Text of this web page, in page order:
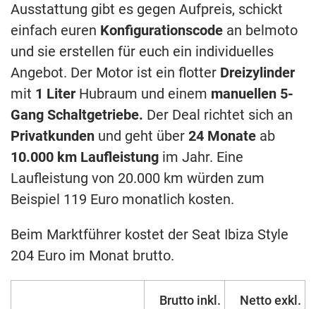
Ausstattung gibt es gegen Aufpreis, schickt
einfach euren Konfigurationscode an belmoto
und sie erstellen für euch ein individuelles
Angebot. Der Motor ist ein flotter Dreizylinder
mit 1 Liter Hubraum und einem manuellen 5-
Gang Schaltgetriebe. Der Deal richtet sich an
Privatkunden und geht über 24 Monate ab
10.000 km Laufleistung im Jahr. Eine
Laufleistung von 20.000 km würden zum
Beispiel 119 Euro monatlich kosten.
Beim Marktführer kostet der Seat Ibiza Style
204 Euro im Monat brutto.
Brutto inkl.
Netto exkl.